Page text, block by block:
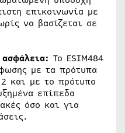
επικοινωνία με
να βασίζεται σε
Το ESIM484
με τα πρότυπα
2 και με το πρότυπο
επίπεδα
όσο και για